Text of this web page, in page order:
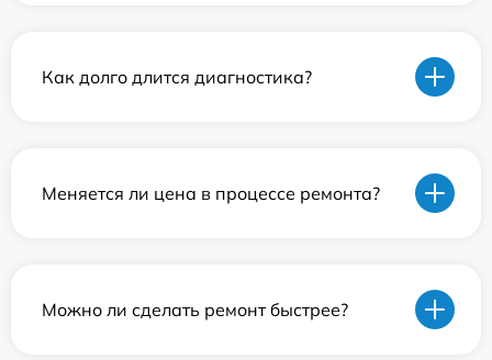
Как долго длится диагностика?
Меняется ли цена в процессе ремонта?
Можно ли сделать ремонт быстрее?